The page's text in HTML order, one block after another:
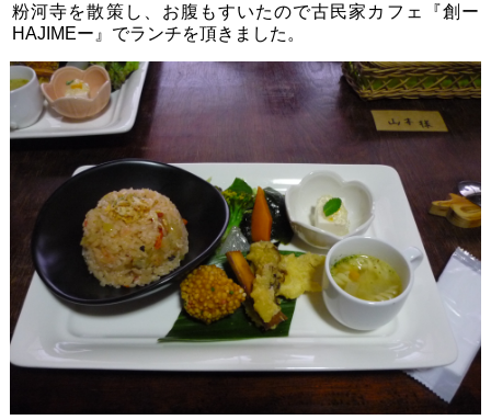
粉河寺を散策し、お腹もすいたので古民家カフェ『創ー
HAJIMEー』でランチを頂きました。